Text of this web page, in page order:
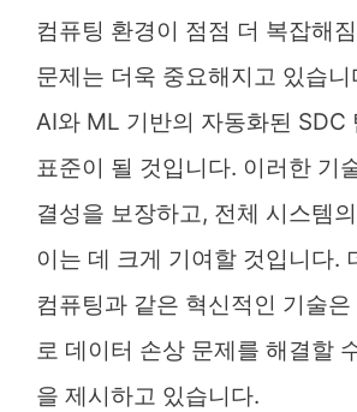
컴퓨팅 환경이 점점 더 복잡해
문제는 더욱 중요해지고 있습
AI와 ML 기반의 자동화된 SDC
표준이 될 것입니다. 이러한 기
결성을 보장하고, 전체 시스템
이는 데 크게 기여할 것입니다.
컴퓨팅과 같은 혁신적인 기술
로 데이터 손상 문제를 해결할
을 제시하고 있습니다.